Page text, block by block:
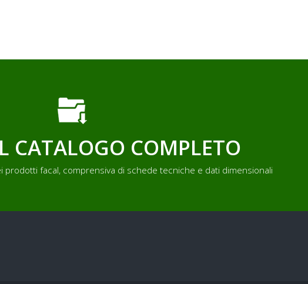
CATALOGO COMPLETO
prodotti facal, comprensiva di schede tecniche e dati dimensionali